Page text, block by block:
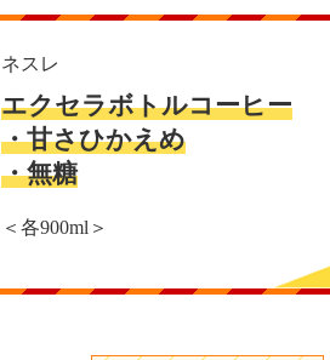
ネスレ
エクセラボトルコーヒー
・甘さひかえめ
・無糖
＜各900ml＞